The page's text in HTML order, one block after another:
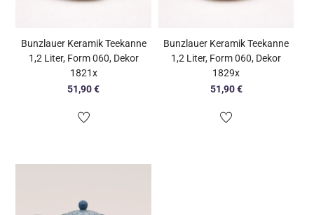
Bunzlauer Keramik Teekanne
1,2 Liter, Form 060, Dekor
1821x
51,90€
Bunzlauer Keramik Teekanne
1,2 Liter, Form 060, Dekor
1829x
51,90€